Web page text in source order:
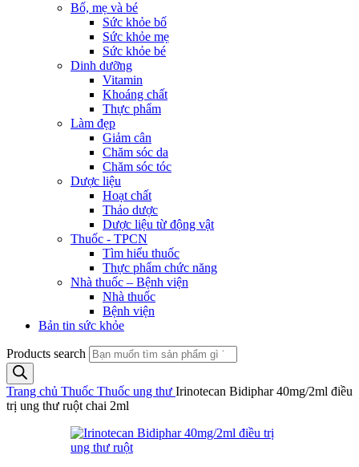
Bố, mẹ và bé
Sức khỏe bố
Sức khỏe mẹ
Sức khỏe bé
Dinh dưỡng
Vitamin
Khoáng chất
Thực phẩm
Làm đẹp
Giảm cân
Chăm sóc da
Chăm sóc tóc
Dược liệu
Hoạt chất
Thảo dược
Dược liệu từ động vật
Thuốc - TPCN
Tìm hiểu thuốc
Thực phẩm chức năng
Nhà thuốc – Bệnh viện
Nhà thuốc
Bệnh viện
Bản tin sức khỏe
Products search
Trang chủ Thuốc Thuốc ung thư Irinotecan Bidiphar 40mg/2ml điều
trị ung thư ruột chai 2ml